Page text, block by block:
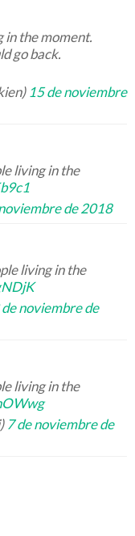
in the moment.
go back.
15 de noviembre
living in the
de 2018
living in the
de noviembre de
living in the
7 de noviembre de